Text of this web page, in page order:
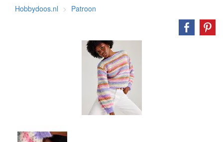
Hobbydoos.nl Patroon